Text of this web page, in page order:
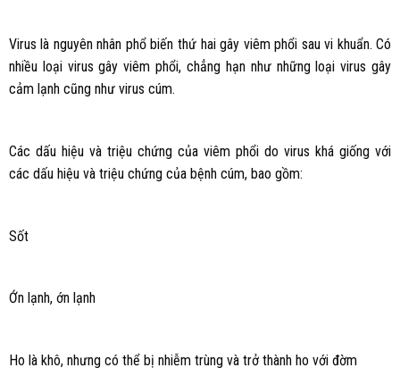
Virus là nguyên nhân phổ biến thứ hai gây viêm phổi sau vi khuẩn. Có
nhiều loại virus gây viêm phổi, chẳng hạn như những loại virus gây
cảm lạnh cũng như virus cúm.
Các dấu hiệu và triệu chứng của viêm phổi do virus khá giống với
các dấu hiệu và triệu chứng của bệnh cúm, bao gồm:
Sốt
Ớn lạnh, ớn lạnh
Ho là khô, nhưng có thể bị nhiễm trùng và trở thành ho với đờm